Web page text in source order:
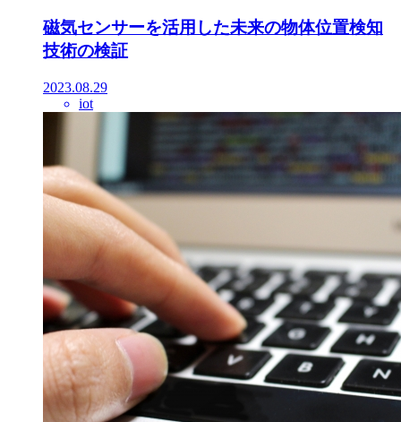
磁気センサーを活用した未来の物体位置検知
技術の検証
2023.08.29
iot